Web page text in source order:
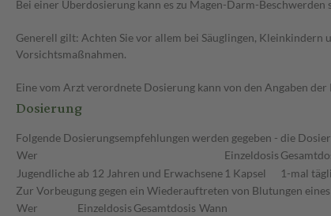
Bei einer Überdosierung kann es zu Magen-Darm-
Generell gilt: Achten Sie vor allem bei Säuglingen,
Vorsichtsmaßnahmen.
Eine vom Arzt verordnete Dosierung kann von den Angaben
Dosierung
Folgende Dosierungsempfehlungen werden gegeben - die
Wer
Einzeldosis
Jugendliche ab 12 Jahren und Erwachsene 1 Kapsel 1-mal
Zur Vorbeugung gegen ein Wiederauftreten von Blutungen
Wer
Einzeldosis Gesamtdosis Wann